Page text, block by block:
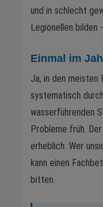
und in schlecht
Legionellen bilden
Einmal im
Ja, in den meisten
systematisch
wasserführenden
Probleme früh.
erheblich. Wer
kann einen
bitten.